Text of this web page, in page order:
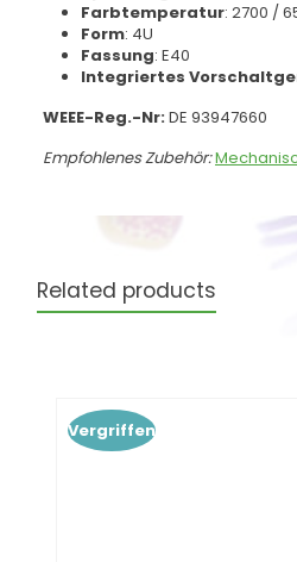
Farbtemperatur: 2700 /
Form: 4U
Fassung: E40
Integriertes
WEEE-Reg.-Nr:DE 93947660
Empfohlenes Zubehör:
Related products
Vergriffen